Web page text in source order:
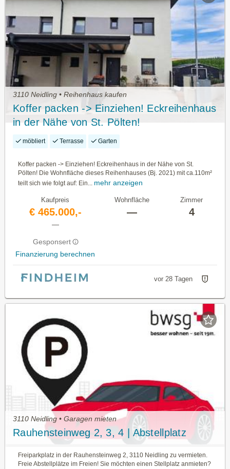
3110 Neidling • Reihenhaus kaufen
Koffer packen -> Einziehen! Eckreihenhaus
in der Nähe von St. Pölten!
möbliert Terrasse Garten
Koffer packen -> Einziehen! Eckreihenhaus in der Nähe von St.
Pölten! Die Wohnfläche dieses Reihenhauses (Bj. 2021) mit ca.110m²
teilt sich wie folgt auf: Ein... mehr anzeigen
Kaufpreis
€ 465.000,-
—
Gesponsert
Finanzierung berechnen
Wohnfläche
—
Zimmer
4
vor 28 Tagen
3110 Neidling • Garagen mieten
Rauhensteinweg 2, 3, 4 | Abstellplatz
Freiparkplatz in der Rauhensteinweg 2, 3110 Neidling zu vermieten.
Freie Abstellplätze im Freien! Sie möchten einen Stellplatz anmieten?